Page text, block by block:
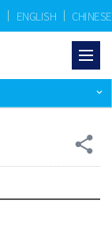
ENGLISH CHINESE
공
share